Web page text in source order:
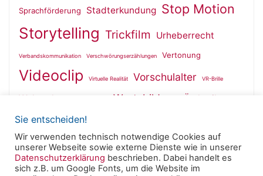
Sprachförderung Stadterkundung Stop Motion
Storytelling Trickfilm Urheberrecht
Verbandskommunikation Verschwörungserzählungen Vertonung
Videoclip Virtuelle Realität Vorschulalter VR-Brille
Wahrnehmung Wertebildung Ästhetik
Sie entscheiden!
Wir verwenden technisch notwendige Cookies auf
unserer Webseite sowie externe Dienste wie in unserer
Datenschutzerklärung beschrieben. Dabei handelt es
sich z.B. um Google Fonts, um die Website im